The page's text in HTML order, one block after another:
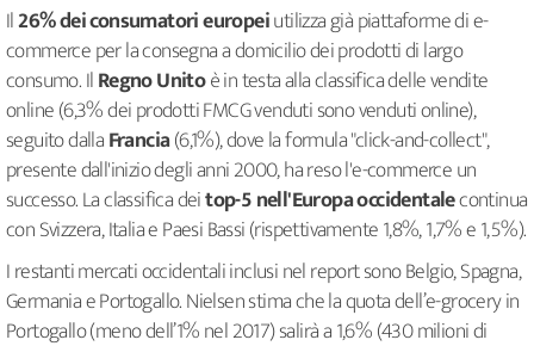
Il26% dei consumatori europeiutilizza già piattaforme di e-
commerce per la consegna a domicilio dei prodotti di largo
consumo. IlRegno Unitoè in testa alla classifica delle vendite
online (6,3% dei prodotti FMCG venduti sono venduti online),
seguito dallaFrancia(6,1%), dove la formula "click-and-collect",
presente dall'inizio degli anni 2000, ha reso l'e-commerce un
successo. La classifica deitop-5 nell'Europa occidentalecontinua
con Svizzera, Italia e Paesi Bassi (rispettivamente 1,8%, 1,7% e 1,5%).
I restanti mercati occidentali inclusi nel report sono Belgio, Spagna,
Germania e Portogallo. Nielsen stima che la quota dell’e-grocery in
Portogallo (meno dell’1% nel 2017) salirà a 1,6% (430 milioni di